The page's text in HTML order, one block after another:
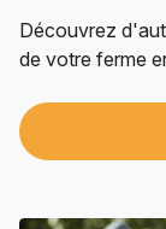
Découvrez
de votre ferme